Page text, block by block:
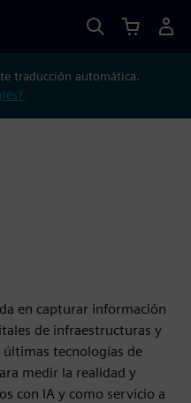
traducción automática.
en capturar información
de infraestructuras y
tecnologías de
medir la realidad y
con IA y como servicio a